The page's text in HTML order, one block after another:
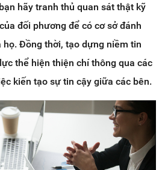
hãy tranh thủ quan sát thật kỹ
đối phương để có cơ sở đánh
Đồng thời, tạo dựng niềm tin
thể hiện thiện chí thông qua các
kiến tạo sự tin cậy giữa các bên.